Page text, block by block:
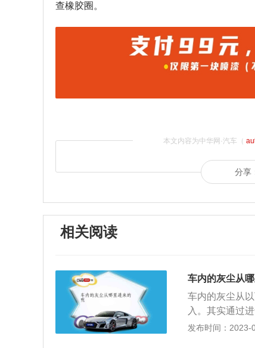
查橡胶圈。
本文内容为中华网·汽车（
分享
相关阅读
车内的灰尘从
车内的灰尘从
入。其实通过
多。因为汽车
发布时间：2023-